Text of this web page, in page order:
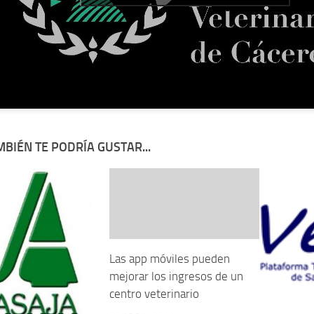
TE PODRÍA GUSTAR...
Las app móviles pueden
mejorar los ingresos de un
centro veterinario